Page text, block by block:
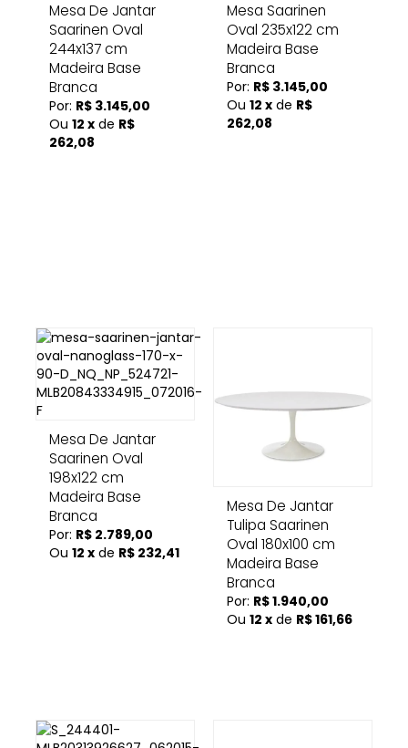
Mesa De Jantar
Saarinen Oval
244x137 cm
Madeira Base
Branca
Por: R$ 3.145,00
Ou 12 x de R$
262,08
Mesa Saarinen
Oval 235x122 cm
Madeira Base
Branca
Por: R$ 3.145,00
Ou 12 x de R$
262,08
Mesa De Jantar
Saarinen Oval
198x122 cm
Madeira Base
Branca
Por: R$ 2.789,00
Ou 12 x de R$ 232,41
Mesa De Jantar
Tulipa Saarinen
Oval 180x100 cm
Madeira Base
Branca
Por: R$ 1.940,00
Ou 12 x de R$ 161,66